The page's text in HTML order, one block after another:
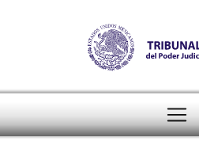
Tribunal